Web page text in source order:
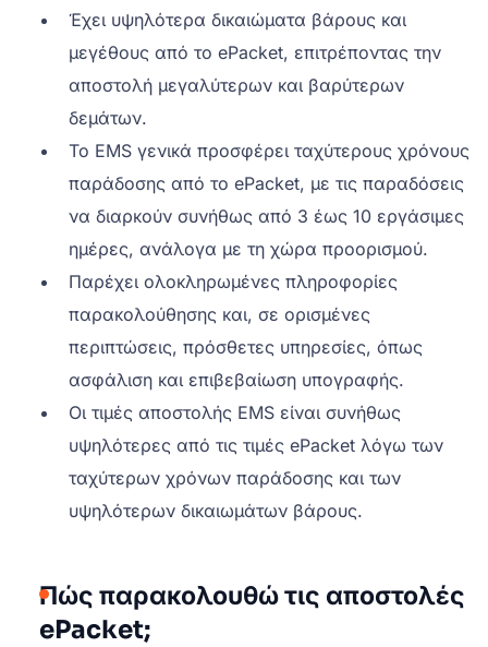
Έχει υψηλότερα δικαιώματα βάρους και
μεγέθους από το ePacket, επιτρέποντας την
αποστολή μεγαλύτερων και βαρύτερων
δεμάτων.
Το EMS γενικά προσφέρει ταχύτερους χρόνους
παράδοσης από το ePacket, με τις παραδόσεις
να διαρκούν συνήθως από 3 έως 10 εργάσιμες
ημέρες, ανάλογα με τη χώρα προορισμού.
Παρέχει ολοκληρωμένες πληροφορίες
παρακολούθησης και, σε ορισμένες
περιπτώσεις, πρόσθετες υπηρεσίες, όπως
ασφάλιση και επιβεβαίωση υπογραφής.
Οι τιμές αποστολής EMS είναι συνήθως
υψηλότερες από τις τιμές ePacket λόγω των
ταχύτερων χρόνων παράδοσης και των
υψηλότερων δικαιωμάτων βάρους.
Πώς παρακολουθώ τις αποστολές
ePacket;